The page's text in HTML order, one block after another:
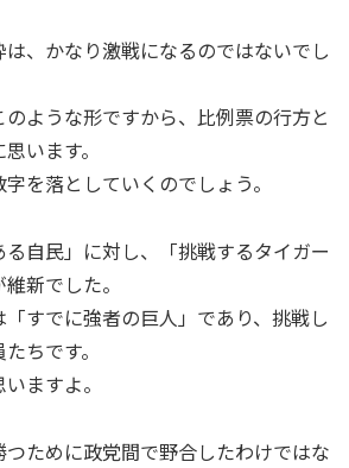
、かなり激戦になるのではないでし
ような形ですから、比例票の行方と
います。
を落としていくのでしょう。
自民」に対し、「挑戦するタイガー
新でした。
すでに強者の巨人」であり、挑戦し
ちです。
ますよ。
ために政党間で野合したわけではな